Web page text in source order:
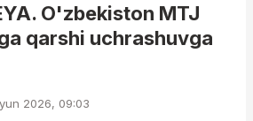
O'zbekiston MTJ
qarshi uchrashuvga
2026, 09:03